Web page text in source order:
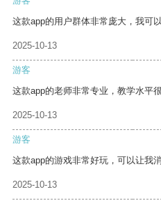
这款app的用户群体非常庞大，我可
2025-10-13
游客
这款app的老师非常专业，教学水平
2025-10-13
游客
这款app的游戏非常好玩，可以让我消
2025-10-13